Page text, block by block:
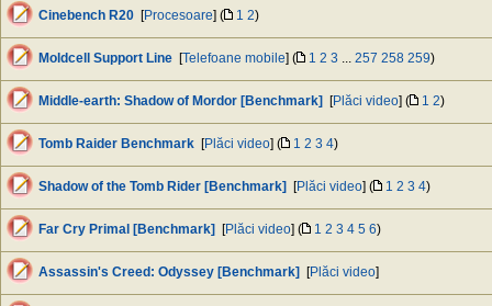
Cinebench R20 [Procesoare] ( 1 2)
Moldcell Support Line [Telefoane mobile] ( 1 2 3 ... 257 258 259)
Middle-earth: Shadow of Mordor [Benchmark] [Plăci video] ( 1 2)
Tomb Raider Benchmark [Plăci video] ( 1 2 3 4)
Shadow of the Tomb Rider [Benchmark] [Plăci video] ( 1 2 3 4)
Far Cry Primal [Benchmark] [Plăci video] ( 1 2 3 4 5 6)
Assassin's Creed: Odyssey [Benchmark] [Plăci video]